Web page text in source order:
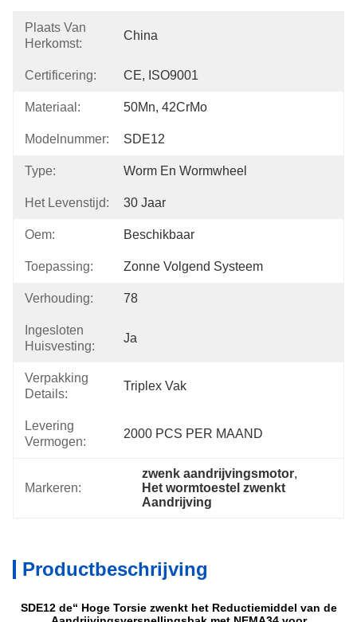
Plaats Van
Herkomst:
China
Certificering: CE, ISO9001
Materiaal: 50Mn, 42CrMo
Modelnummer: SDE12
Type: Worm En Wormwheel
Het Levenstijd: 30 Jaar
Oem: Beschikbaar
Toepassing: Zonne Volgend Systeem
Verhouding: 78
Ingesloten
Huisvesting:
Ja
Verpakking
Details:
Triplex Vak
Levering
Vermogen:
2000 PCS PER MAAND
Markeren:
zwenk aandrijvingsmotor,
Het wormtoestel zwenkt
Aandrijving
Productbeschrijving
SDE12 de“ Hoge Torsie zwenkt het Reductiemiddel van de